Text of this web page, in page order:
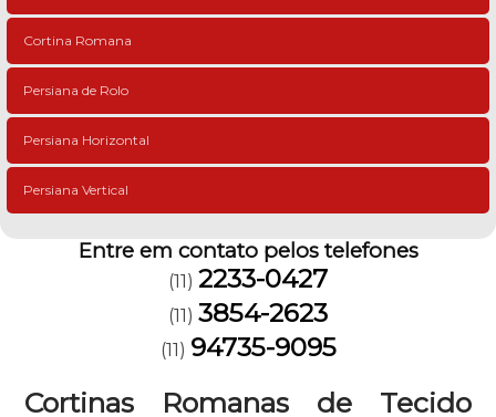
Cortina Romana
Persiana de Rolo
Persiana Horizontal
Persiana Vertical
Entre em contato pelos telefones
(11) 2233-0427
(11) 3854-2623
(11) 94735-9095
Cortinas Romanas de Tecido